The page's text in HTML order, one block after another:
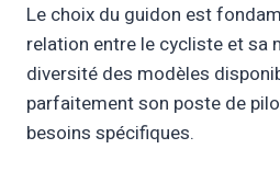
Le choix du guidon est
relation entre le cycliste et sa
diversité des modèles
parfaitement son poste de
besoins spécifiques.